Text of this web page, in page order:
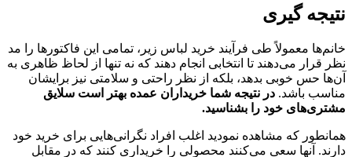
نتیجه گیری
خانم‌ها معمولاً طی فرآیند خرید لباس زیر، تمامی این فاکتورها را مد
نظر قرار می‌دهند تا انتخابی انجام دهند که نه تنها از لحاظ ظاهری به
آن‌ها حس خوبی بدهد، بلکه از نظر راحتی و سلامتی نیز برایشان
مناسب باشد. در نتیجه شما خریداران عمده بهتر است سلایق
مشتری‌های خود را بشناسید.
همانطور که مشاهده نمودید اغلب افراد نگرانی‌هایی برای خرید خود
دارند. آنها سعی می‌کنند محصولی را خریداری کنند که در مقابل